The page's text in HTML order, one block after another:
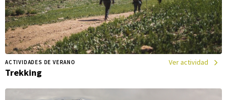
Ver actividad
ACTIVIDADES DE VERANO
Trekking